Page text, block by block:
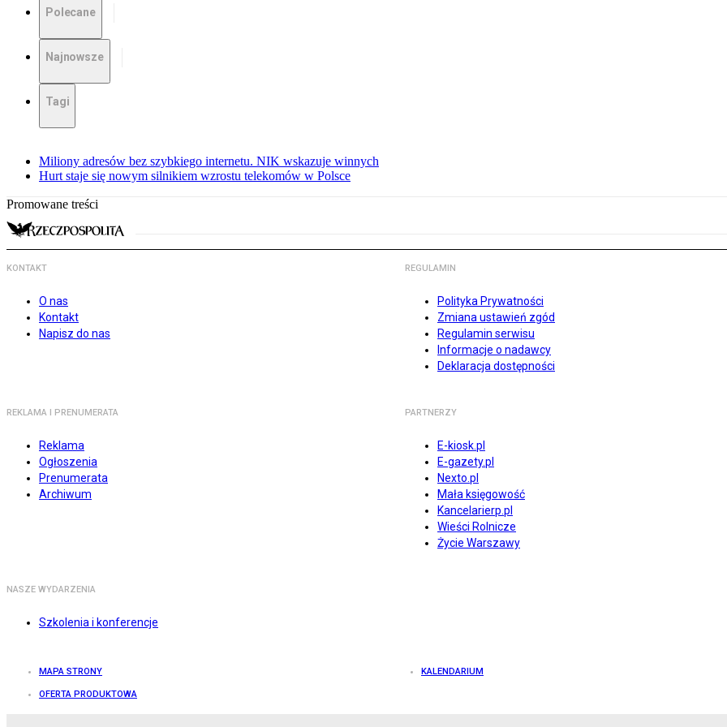
Polecane
Najnowsze
Tagi
Miliony adresów bez szybkiego internetu. NIK wskazuje winnych
Hurt staje się nowym silnikiem wzrostu telekomów w Polsce
Promowane treści
KONTAKT
O nas
Kontakt
Napisz do nas
REGULAMIN
Polityka Prywatności
Zmiana ustawień zgód
Regulamin serwisu
Informacje o nadawcy
Deklaracja dostępności
REKLAMA I PRENUMERATA
Reklama
Ogłoszenia
Prenumerata
Archiwum
PARTNERZY
E-kiosk.pl
E-gazety.pl
Nexto.pl
Mała księgowość
Kancelarierp.pl
Wieści Rolnicze
Życie Warszawy
NASZE WYDARZENIA
Szkolenia i konferencje
MAPA STRONY KALENDARIUM
OFERTA PRODUKTOWA